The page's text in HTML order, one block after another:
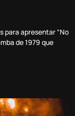
para apresentar “No
de 1979 que